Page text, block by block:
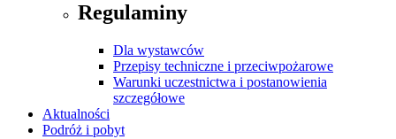
Regulaminy
Dla wystawców
Przepisy techniczne i przeciwpożarowe
Warunki uczestnictwa i postanowienia
szczegółowe
Aktualności
Podróż i pobyt